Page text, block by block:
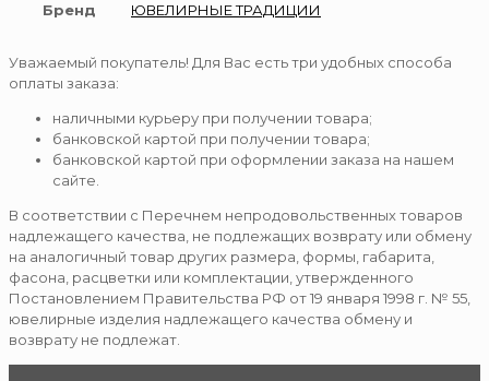
Бренд ЮВЕЛИРНЫЕ ТРАДИЦИИ
Уважаемый покупатель! Для Вас есть три удобных способа
оплаты заказа:
наличными курьеру при получении товара;
банковской картой при получении товара;
банковской картой при оформлении заказа на нашем
сайте.
В соответствии с Перечнем непродовольственных товаров
надлежащего качества, не подлежащих возврату или обмену
на аналогичный товар других размера, формы, габарита,
фасона, расцветки или комплектации, утвержденного
Постановлением Правительства РФ от 19 января 1998 г. № 55,
ювелирные изделия надлежащего качества обмену и
возврату не подлежат.